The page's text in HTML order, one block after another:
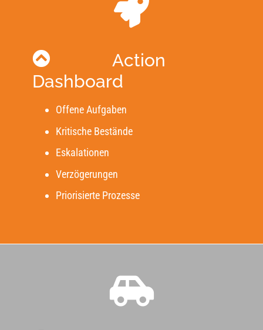
Action
Dashboard
Offene Aufgaben
Kritische Bestände
Eskalationen
Verzögerungen
Priorisierte Prozesse